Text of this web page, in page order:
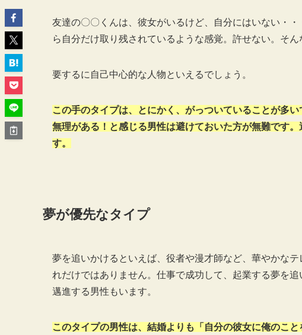
友達の〇〇くんは、彼女がいるけど、自分にはいない・
ら自分だけ取り残されているような感覚。許せない。そ
要するに自己中心的な人物といえるでしょう。
この手のタイプは、とにかく、がっついていることが多
無理がある！と感じる男性は避けておいた方が無難です
す。
夢が優先なタイプ
夢を追いかけるといえば、役者や漫才師など、華やかな
れだけではありません。仕事で成功して、起業する夢を
邁進する男性もいます。
このタイプの男性は、結婚よりも「自分の彼女に俺のこ